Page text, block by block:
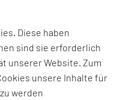
Diese haben
sind sie erforderlich
unserer Website. Zum
unsere Inhalte für
werden